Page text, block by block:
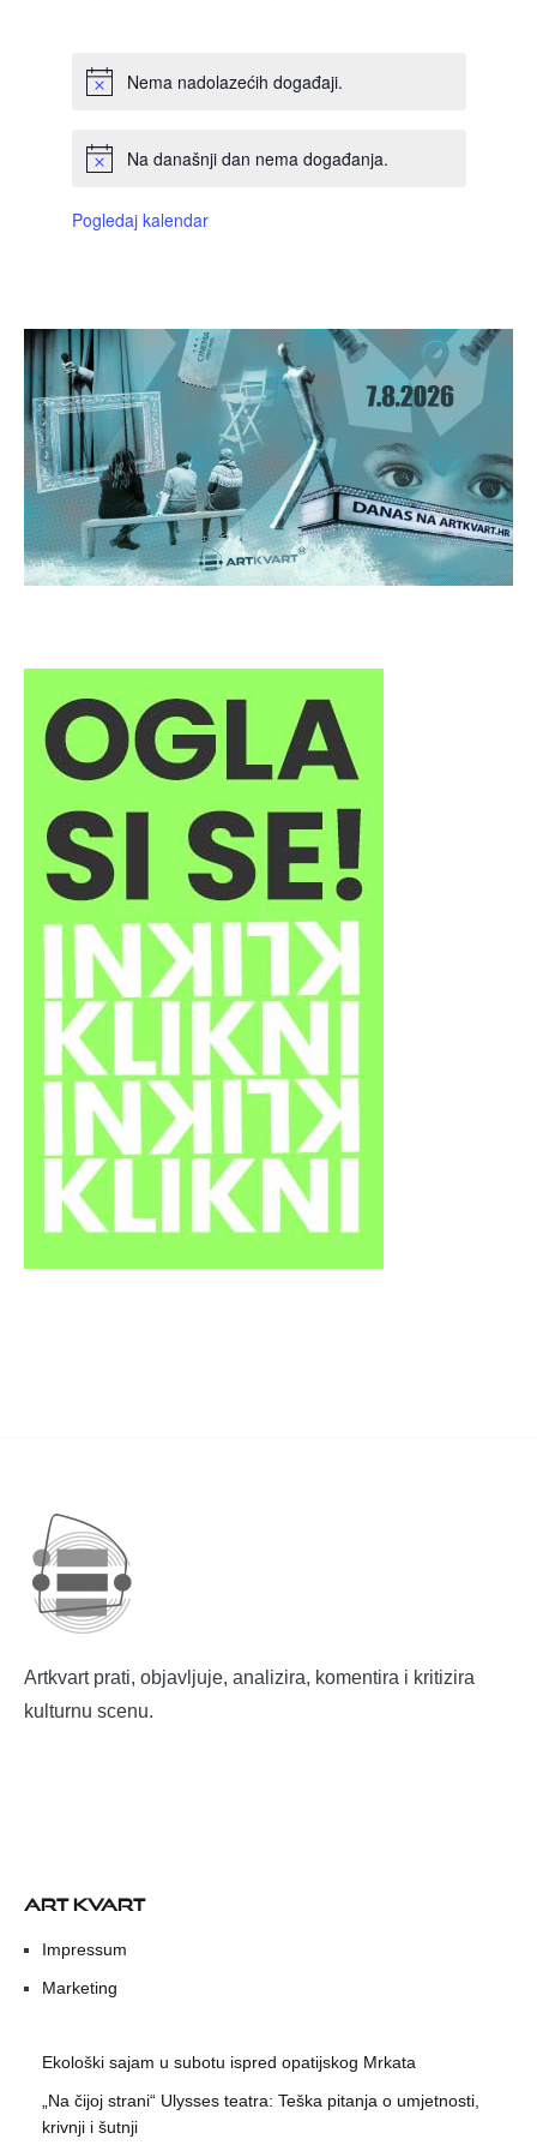
Nema nadolazećih događaji.
Na današnji dan nema događanja.
Pogledaj kalendar
Artkvart prati, objavljuje, analizira, komentira i kritizira
kulturnu scenu.
ART KVART
Impressum
Marketing
Ekološki sajam u subotu ispred opatijskog Mrkata
„Na čijoj strani“ Ulysses teatra: Teška pitanja o umjetnosti,
krivnji i šutnji